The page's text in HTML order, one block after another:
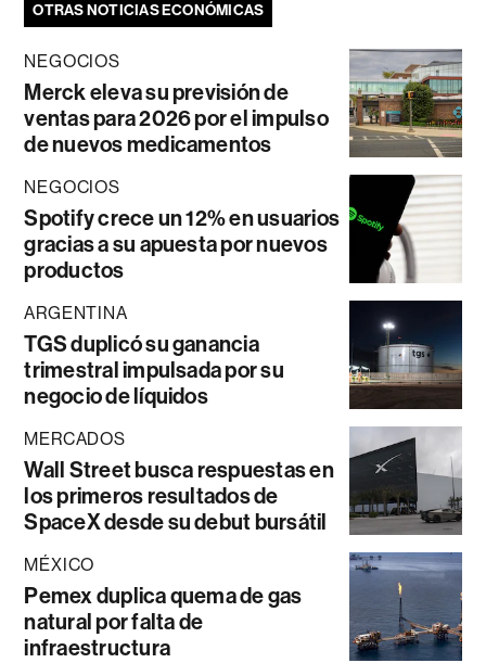
OTRAS NOTICIAS ECONÓMICAS
NEGOCIOS
Merck eleva su previsión de
ventas para 2026 por el impulso
de nuevos medicamentos
NEGOCIOS
Spotify crece un 12% en usuarios
gracias a su apuesta por nuevos
productos
ARGENTINA
TGS duplicó su ganancia
trimestral impulsada por su
negocio de líquidos
MERCADOS
Wall Street busca respuestas en
los primeros resultados de
SpaceX desde su debut bursátil
MÉXICO
Pemex duplica quema de gas
natural por falta de
infraestructura